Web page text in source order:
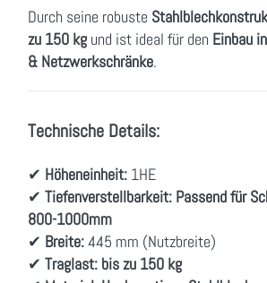
Durch seine robuste
zu 150 kg und ist ideal für den Einbau
& Netzwerkschränke.
Technische Details:
✔ Höheneinheit: 1HE
✔ Tiefenverstellbarkeit: Passend für
800-1000mm
✔ Breite:445 mm (Nutzbreite)
✔ Traglast: bis zu 150 kg